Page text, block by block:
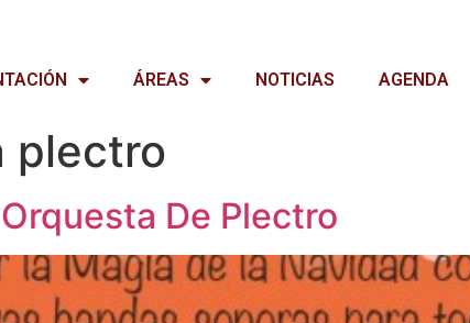
ÁREAS NOTICIAS AGENDA
plectro
De Plectro